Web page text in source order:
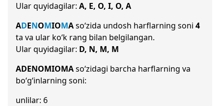
Ular quyidagilar: A, E, O, I, O, A
ADENOMIOMAso‘zida undosh harflarning soni 4
ta va ular ko‘k rang bilan belgilangan.
Ular quyidagilar: D, N, M, M
ADENOMIOMAso‘zidagi barcha harflarning va
bo‘g‘inlarning soni:
unlilar: 6